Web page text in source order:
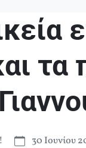
τα
30 Ιουνίου